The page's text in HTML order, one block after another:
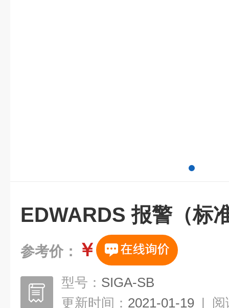
EDWARDS 报警（标
参考价： ￥
型号： SIGA-SB
更新时间： 2021-01-19 | 阅